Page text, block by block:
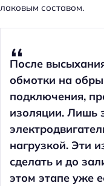
лаковым составом.
После
обмотки на
подключения,
изоляции. Лишь
нагрузкой. Эти
сделать и до
этом этапе уже